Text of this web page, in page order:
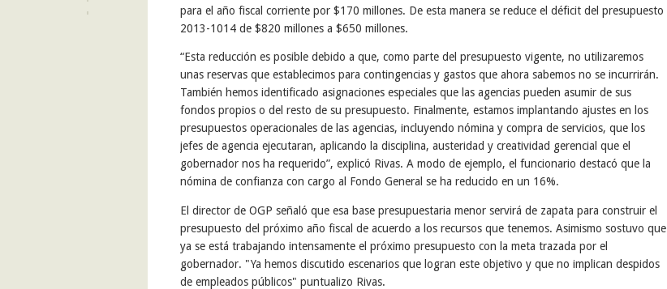
para el año fiscal corriente por $170 millones. De esta manera se reduce el déficit del presupuesto
2013-1014 de $820 millones a $650 millones.
“Esta reducción es posible debido a que, como parte del presupuesto vigente, no utilizaremos
unas reservas que establecimos para contingencias y gastos que ahora sabemos no se incurrirán.
También hemos identificado asignaciones especiales que las agencias pueden asumir de sus
fondos propios o del resto de su presupuesto. Finalmente, estamos implantando ajustes en los
presupuestos operacionales de las agencias, incluyendo nómina y compra de servicios, que los
jefes de agencia ejecutaran, aplicando la disciplina, austeridad y creatividad gerencial que el
gobernador nos ha requerido”, explicó Rivas. A modo de ejemplo, el funcionario destacó que la
nómina de confianza con cargo al Fondo General se ha reducido en un 16%.
El director de OGP señaló que esa base presupuestaria menor servirá de zapata para construir el
presupuesto del próximo año fiscal de acuerdo a los recursos que tenemos. Asimismo sostuvo que
ya se está trabajando intensamente el próximo presupuesto con la meta trazada por el
gobernador. "Ya hemos discutido escenarios que logran este objetivo y que no implican despidos
de empleados públicos" puntualizo Rivas.